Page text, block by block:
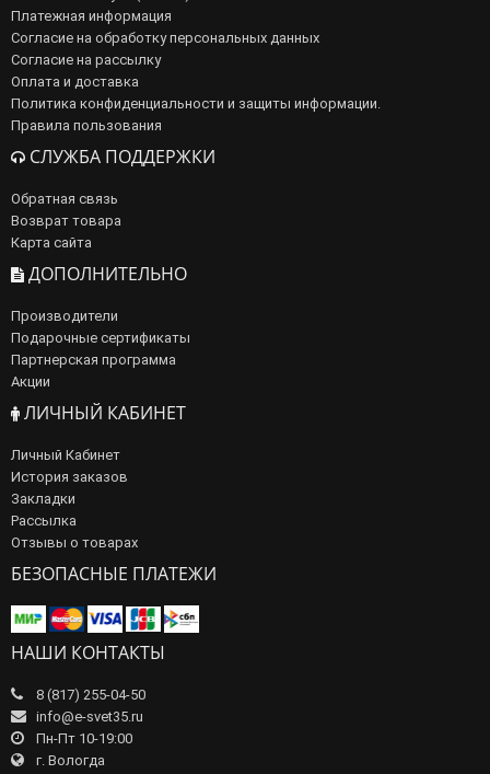
Платежная информация
Согласие на обработку персональных данных
Согласие на рассылку
Оплата и доставка
Политика конфиденциальности и защиты информации.
Правила пользования
СЛУЖБА ПОДДЕРЖКИ
Обратная связь
Возврат товара
Карта сайта
ДОПОЛНИТЕЛЬНО
Производители
Подарочные сертификаты
Партнерская программа
Акции
ЛИЧНЫЙ КАБИНЕТ
Личный Кабинет
История заказов
Закладки
Рассылка
Отзывы о товарах
БЕЗОПАСНЫЕ ПЛАТЕЖИ
НАШИ КОНТАКТЫ
8 (817) 255-04-50
info@e-svet35.ru
Пн-Пт 10-19:00
г. Вологда